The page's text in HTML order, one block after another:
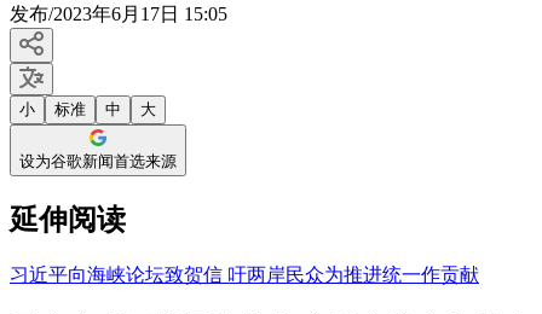
发布/2023年6月17日 15:05
小 标准 中 大
设为谷歌新闻首选来源
延伸阅读
习近平向海峡论坛致贺信 吁两岸民众为推进统一作贡献